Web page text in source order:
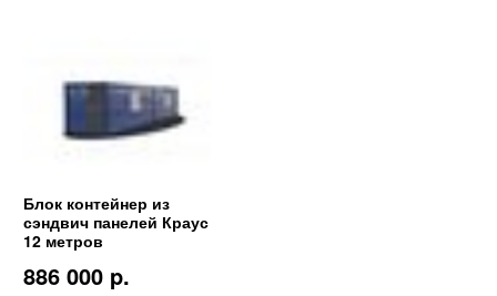
Блок контейнер из
сэндвич панелей Краус
12 метров
886 000 p.